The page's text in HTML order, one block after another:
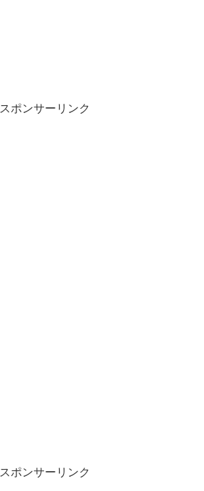
スポンサーリンク
スポンサーリンク